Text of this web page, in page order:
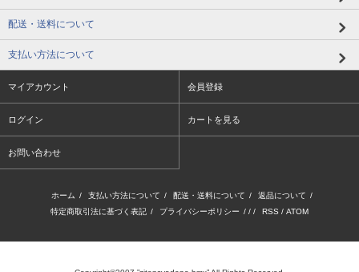
配送・送料について
支払い方法について
マイアカウント 会員登録
ログイン カートを見る
お問い合わせ
ホーム / 支払い方法について / 配送・送料について / 返品について /
特定商取引法に基づく表記 / プライバシーポリシー / / / RSS / ATOM